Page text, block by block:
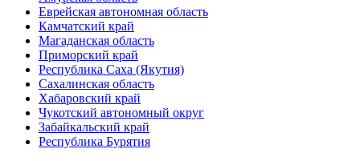
Еврейская автономная область
Камчатский край
Магаданская область
Приморский край
Республика Саха (Якутия)
Сахалинская область
Хабаровский край
Чукотский автономный округ
Забайкальский край
Республика Бурятия